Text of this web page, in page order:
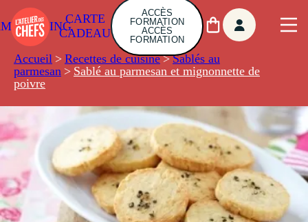
CARTE
CADEAU
ACCÈS
FORMATION
ACCÈS
FORMATION
Accueil > Recettes de cuisine > Sablés au
parmesan > Sablé au parmesan et mignonnette de
poivre